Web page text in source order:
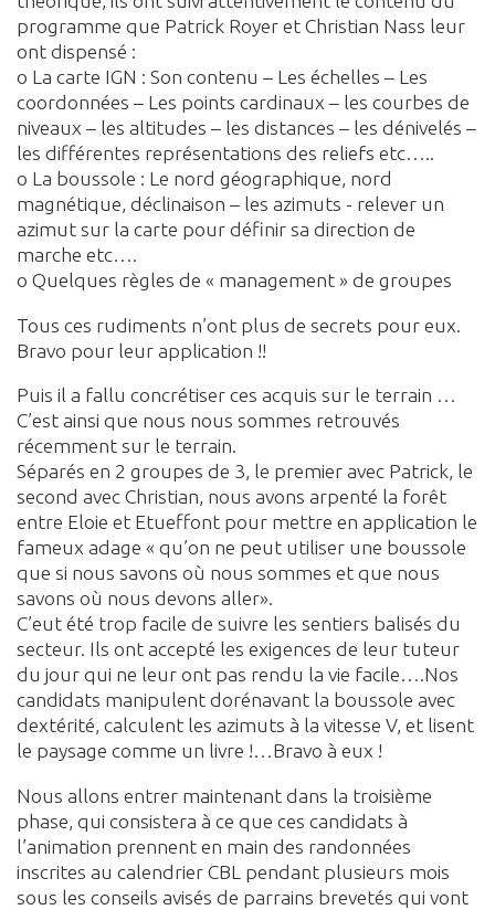
programme que Patrick Royer et Christian Nass leur
ont dispensé :
o La carte IGN : Son contenu – Les échelles – Les
coordonnées – Les points cardinaux – les courbes de
niveaux – les altitudes – les distances – les dénivelés –
les différentes représentations des reliefs etc…..
o La boussole : Le nord géographique, nord
magnétique, déclinaison – les azimuts - relever un
azimut sur la carte pour définir sa direction de
marche etc….
o Quelques règles de « management » de groupes
Tous ces rudiments n’ont plus de secrets pour eux.
Bravo pour leur application !!
Puis il a fallu concrétiser ces acquis sur le terrain …
C’est ainsi que nous nous sommes retrouvés
récemment sur le terrain.
Séparés en 2 groupes de 3, le premier avec Patrick, le
second avec Christian, nous avons arpenté la forêt
entre Eloie et Etueffont pour mettre en application le
fameux adage « qu’on ne peut utiliser une boussole
que si nous savons où nous sommes et que nous
savons où nous devons aller».
C’eut été trop facile de suivre les sentiers balisés du
secteur. Ils ont accepté les exigences de leur tuteur
du jour qui ne leur ont pas rendu la vie facile….Nos
candidats manipulent dorénavant la boussole avec
dextérité, calculent les azimuts à la vitesse V, et lisent
le paysage comme un livre !…Bravo à eux !
Nous allons entrer maintenant dans la troisième
phase, qui consistera à ce que ces candidats à
l’animation prennent en main des randonnées
inscrites au calendrier CBL pendant plusieurs mois
sous les conseils avisés de parrains brevetés qui vont